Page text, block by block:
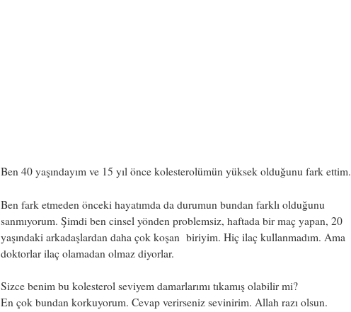
Ben 40 yaşındayım ve 15 yıl önce kolesterolümün yüksek olduğunu fark ettim.
Ben fark etmeden önceki hayatımda da durumun bundan farklı olduğunu
sanmıyorum. Şimdi ben cinsel yönden problemsiz, haftada bir maç yapan, 20
yaşındaki arkadaşlardan daha çok koşan biriyim. Hiç ilaç kullanmadım. Ama
doktorlar ilaç olamadan olmaz diyorlar.
Sizce benim bu kolesterol seviyem damarlarımı tıkamış olabilir mi?
En çok bundan korkuyorum. Cevap verirseniz sevinirim. Allah razı olsun.